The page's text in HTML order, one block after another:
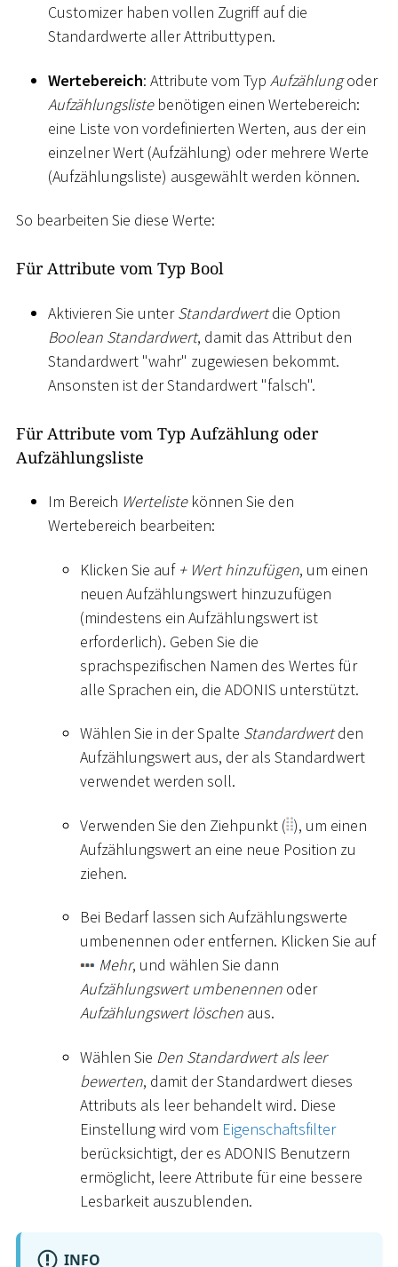
Customizer haben vollen Zugriff auf die
Standardwerte aller Attributtypen.
Wertebereich: Attribute vom Typ Aufzählungoder
Aufzählungslistebenötigen einen Wertebereich:
eine Liste von vordefinierten Werten, aus der ein
einzelner Wert (Aufzählung) oder mehrere Werte
(Aufzählungsliste) ausgewählt werden können.
So bearbeiten Sie diese Werte:
Für Attribute vom Typ Bool
Aktivieren Sie unterStandardwertdie Option
Boolean Standardwert, damit das Attribut den
Standardwert "wahr" zugewiesen bekommt.
Ansonsten ist der Standardwert "falsch".
Für Attribute vom Typ Aufzählung oder
Aufzählungsliste
Im Bereich Wertelistekönnen Sie den
Wertebereich bearbeiten:
Klicken Sie auf + Wert hinzufügen, um einen
neuen Aufzählungswert hinzuzufügen
(mindestens ein Aufzählungswert ist
erforderlich). Geben Sie die
sprachspezifischen Namen des Wertes für
alle Sprachen ein, die ADONIS unterstützt.
Wählen Sie in der Spalte Standardwertden
Aufzählungswert aus, der als Standardwert
verwendet werden soll.
Verwenden Sie den Ziehpunkt ( ), um einen
Aufzählungswert an eine neue Position zu
ziehen.
Bei Bedarf lassen sich Aufzählungswerte
umbenennen oder entfernen. Klicken Sie auf
Mehr, und wählen Sie dann
Aufzählungswert umbenennen oder
Aufzählungswert löschen aus.
Wählen Sie Den Standardwert als leer
bewerten, damit der Standardwert dieses
Attributs als leer behandelt wird. Diese
Einstellung wird vom Eigenschaftsfilter
berücksichtigt, der es ADONIS Benutzern
ermöglicht, leere Attribute für eine bessere
Lesbarkeit auszublenden.
INFO